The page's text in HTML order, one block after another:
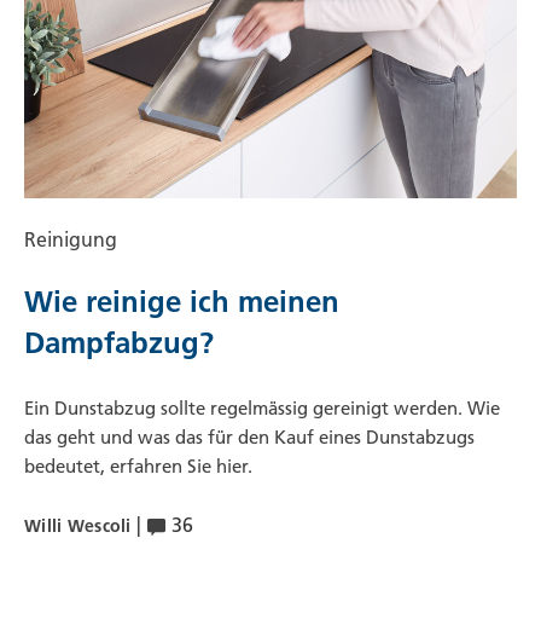
Reinigung
Wie reinige ich meinen
Dampfabzug?
Ein Dunstabzug sollte regelmässig gereinigt werden. Wie
das geht und was das für den Kauf eines Dunstabzugs
bedeutet, erfahren Sie hier.
Willi Wescoli | 36